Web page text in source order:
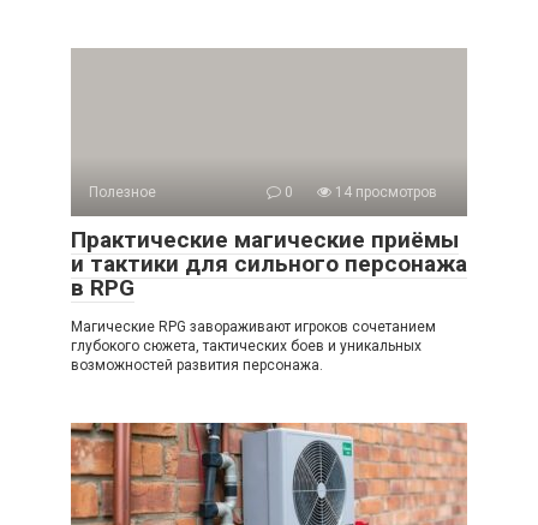
Полезное 0 14 просмотров
Практические магические приёмы
и тактики для сильного персонажа
в RPG
Магические RPG завораживают игроков сочетанием
глубокого сюжета, тактических боев и уникальных
возможностей развития персонажа.